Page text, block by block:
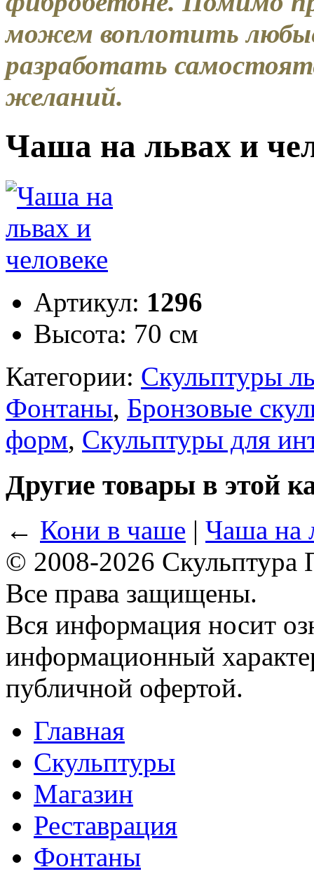
можем воплотить
разработать
желаний.
Чаша на львах и
Артикул: 1296
Высота: 70 см
Категории: Скульптуры
Фонтаны, Бронзовые
форм, Скульптуры для
Другие товары в этой
← Кони в чаше | Чаша на
© 2008-2026 Скульптура
Все права защищены.
Вся информация носит
информационный
публичной офертой.
Главная
Скульптуры
Магазин
Реставрация
Фонтаны